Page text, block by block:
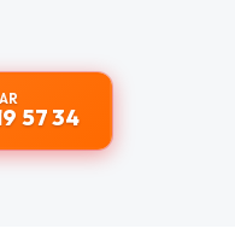
57 34